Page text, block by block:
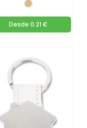
Desde 0.21 €